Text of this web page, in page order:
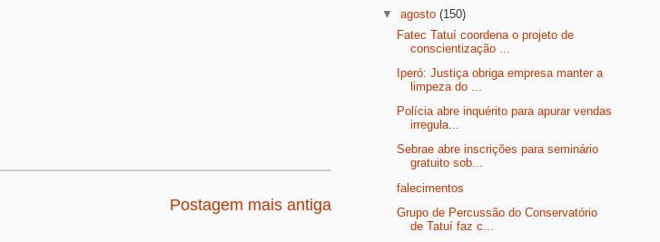
Postagem mais antiga
▼agosto(150)
Fatec Tatuí coordena o projeto de
conscientização ...
Iperó: Justiça obriga empresa manter a
limpeza do ...
Polícia abre inquérito para apurar vendas
irregula...
Sebrae abre inscrições para seminário
gratuito sob...
falecimentos
Grupo de Percussão do Conservatório
de Tatuí faz c...